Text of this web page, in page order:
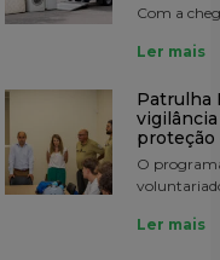
Com a
Ler mais
Patrulha
proteção
O
Ler mais